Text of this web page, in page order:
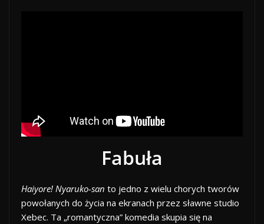
Fabuła
Haiyore! Nyaruko-san to jedno z wielu chorych tworów
powołanych do życia na ekranach przez sławne studio
Xebec. Ta „romantyczna” komedia skupia się na